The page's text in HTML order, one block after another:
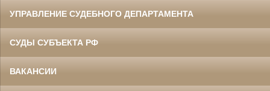
УПРАВЛЕНИЕ СУДЕБНОГО ДЕПАРТАМЕНТА
СУДЫ СУБЪЕКТА РФ
ВАКАНСИИ